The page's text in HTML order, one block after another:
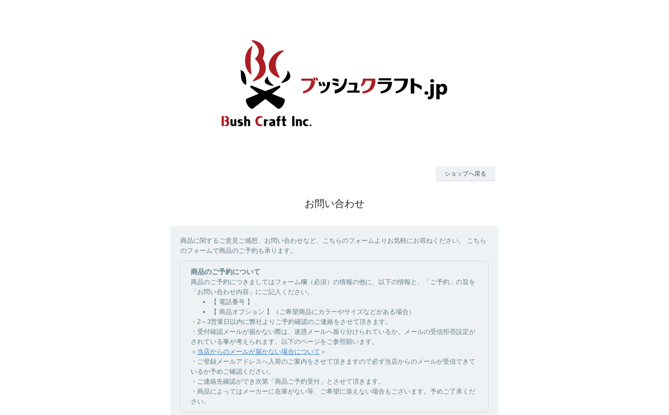
ショップへ戻る
お問い合わせ
商品に関するご意見ご感想、お問い合わせなど、こちらのフォームよりお気軽にお尋ねください。 こちら
のフォームで商品のご予約も承ります。
商品のご予約について
商品のご予約につきましてはフォーム欄（必須）の情報の他に、以下の情報と、「ご予約」の旨を
「お問い合わせ内容」にご記入ください。
【 電話番号 】
【 商品オプション 】（ご希望商品にカラーやサイズなどがある場合）
・2～3営業日以内に弊社よりご予約確認のご連絡をさせて頂きます。
・受付確認メールが届かない際は、迷惑メールへ振り分けられているか、メールの受信拒否設定が
されている事が考えられます。以下のページをご参照願います。
＜ 当店からのメールが届かない場合について ＞
・ご登録メールアドレスへ入荷のご案内をさせて頂きますので必ず当店からのメールが受信できて
いるか予めご確認ください。
・ご連絡先確認ができ次第「商品ご予約受付」とさせて頂きます。
・商品によってはメーカーに在庫がない等、ご希望に添えない場合もございます。予めご了承くだ
さい。